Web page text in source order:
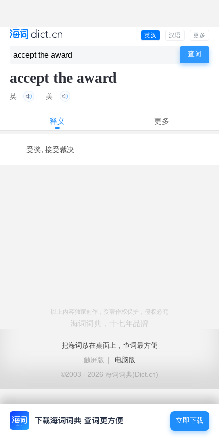
英汉 汉语 更多
accept the award
英 美
释义 更多
受奖, 接受裁决
以上内容独家创作，受著作权保护，侵权必究
海词词典，十七年品牌
把海词放在桌面上，查词最方便
触屏版
|
电脑版
©2003 - 2026 海词词典(Dict.cn)
立即下载
立即下载